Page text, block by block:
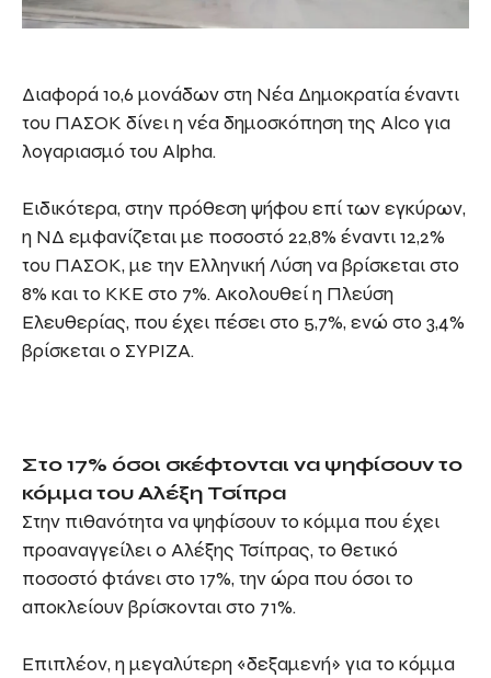
Διαφορά 10,6 μονάδων στη Νέα Δημοκρατία έναντι
του ΠΑΣΟΚ δίνει η νέα δημοσκόπηση της Alco για
λογαριασμό του Alpha.
Ειδικότερα, στην πρόθεση ψήφου επί των εγκύρων,
η ΝΔ εμφανίζεται με ποσοστό 22,8% έναντι 12,2%
του ΠΑΣΟΚ, με την Ελληνική Λύση να βρίσκεται στο
8% και το ΚΚΕ στο 7%. Ακολουθεί η Πλεύση
Ελευθερίας, που έχει πέσει στο 5,7%, ενώ στο 3,4%
βρίσκεται ο ΣΥΡΙΖΑ.
Στο 17% όσοι σκέφτονται να ψηφίσουν το
κόμμα του Αλέξη Τσίπρα
Στην πιθανότητα να ψηφίσουν το κόμμα που έχει
προαναγγείλει ο Αλέξης Τσίπρας, το θετικό
ποσοστό φτάνει στο 17%, την ώρα που όσοι το
αποκλείουν βρίσκονται στο 71%.
Επιπλέον, η μεγαλύτερη «δεξαμενή» για το κόμμα